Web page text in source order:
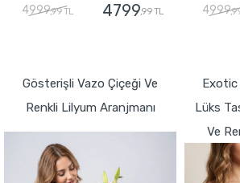
4999,99 TL 4799,99 TL 4999
Gösterişli Vazo Çiçeği Ve
Renkli Lilyum Aranjmanı
Exotic
Lüks
Ve